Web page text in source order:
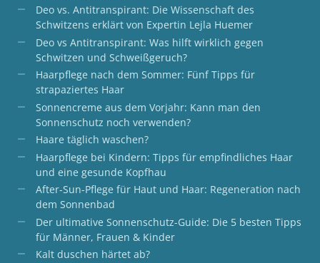
Deo vs. Antitranspirant: Die Wissenschaft des
Schwitzens erklärt von Expertin Lejla Huemer
Deo vs Antitranspirant: Was hilft wirklich gegen
Schwitzen und Schweißgeruch?
Haarpflege nach dem Sommer: Fünf Tipps für
strapaziertes Haar
Sonnencreme aus dem Vorjahr: Kann man den
Sonnenschutz noch verwenden?
Haare täglich waschen?
Haarpflege bei Kindern: Tipps für empfindliches Haar
und eine gesunde Kopfhau
After-Sun-Pflege für Haut und Haar: Regeneration nach
dem Sonnenbad
Der ultimative Sonnenschutz-Guide: Die 5 besten Tipps
für Männer, Frauen & Kinder
Kalt duschen härtet ab?